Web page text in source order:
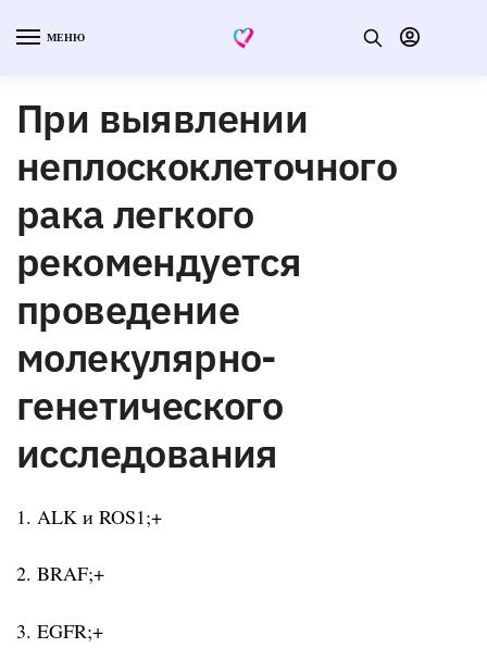
МЕНЮ
При выявлении
неплоскоклеточного
рака легкого
рекомендуется
проведение
молекулярно-
генетического
исследования
1. ALK и ROS1;+
2. BRAF;+
3. EGFR;+